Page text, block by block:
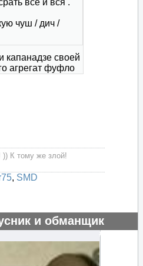
всё и вся .
чуш / дич /
капанадзе своей
агрегат фуфло
)) К тому же злой!
, SMD
и обманщик
#129656